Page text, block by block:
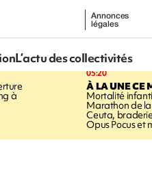
Annonces
légales
L’actu des collectivités
à
05:20
À LA UNE CE
Mortalité
Marathon de
Ceuta,
Opus Pocus et